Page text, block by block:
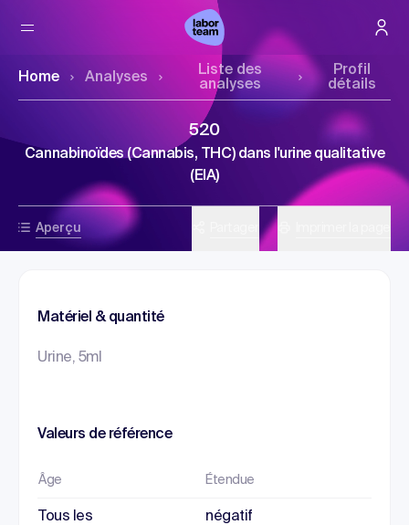
Home Analyses
Liste des
analyses
Profil
détails
Aperçu
520
Cannabinoïdes (Cannabis, THC) dans l'urine qualitative
(EIA)
Matériel & quantité
Urine, 5ml
Valeurs de référence
Âge Étendue
Tous les négatif